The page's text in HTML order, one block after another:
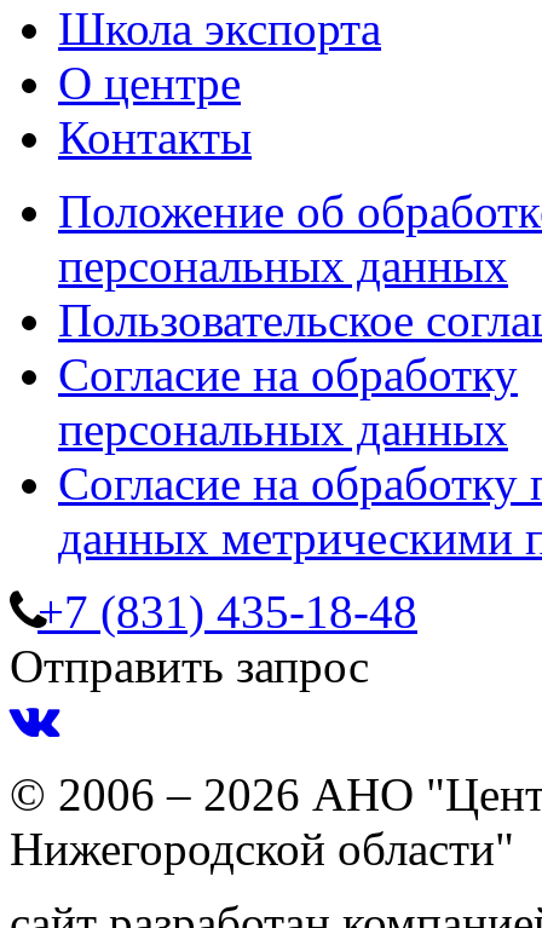
Школа экспорта
О центре
Контакты
Положение об
персональных данных
Пользовательское
Согласие на обработку
персональных данных
Согласие на обработку
данных метрическими
+7 (831) 435-18-48
Отправить запрос
© 2006 – 2026 АНО
Нижегородской области"